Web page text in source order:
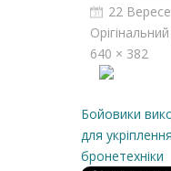
22
640 × 382
Бойовики
для
бронетехніки